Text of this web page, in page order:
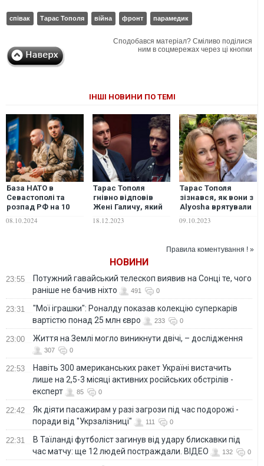
співак Тарас Тополя війна фронт парамедик
Сподобався матеріал? Сміливо поділися
ним в соцмережах через ці кнопки
ІНШІ НОВИНИ ПО ТЕМІ
База НАТО в
Севастополі та
розпад РФ на 10
Тополя
08.10.2024
Тарас Тополя
гнівно відповів
Жені Галичу, який
пісню "Фортеця
18.12.2023
Тарас Тополя
зізнався, як вони з
Alyosha врятували
09.10.2023
Правила коментування ! »
НОВИНИ
23:55
Потужний гавайський телескоп виявив на Сонці те, чого
раніше не бачив ніхто
491 0
23:31
"Мої іграшки": Роналду показав колекцію суперкарів
вартістю понад 25 млн євро
233 0
23:00 Життя на Землі могло виникнути двічі, – дослідження
307 0
22:53
Навіть 300 американських ракет Україні вистачить
лише на 2,5-3 місяці активних російських обстрілів -
експерт
85 0
22:42
Як діяти пасажирам у разі загрози під час подорожі -
поради від "Укрзалізниці"
111 0
22:31
В Таїланді футболіст загинув від удару блискавки під
час матчу: ще 12 людей постраждали. ВІДЕО
132 0